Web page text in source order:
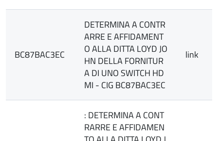
BC87BAC3EC
DETERMINA A CONTR
ARRE E AFFIDAMENT
O ALLA DITTA LOYD JO
HN DELLA FORNITUR
A DI UNO SWITCH HD
MI - CIG BC87BAC3EC
link
: DETERMINA A CONT
RARRE E AFFIDAMEN